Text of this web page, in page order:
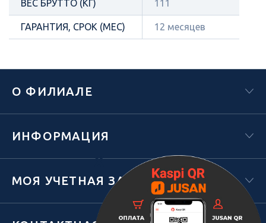
ВЕС БРУТТО (КГ) 111
ГАРАНТИЯ, СРОК (МЕС) 12 месяцев
Х
О ФИЛИАЛЕ
ИНФОРМАЦИЯ
МОЯ УЧЕТНАЯ ЗАПИСЬ